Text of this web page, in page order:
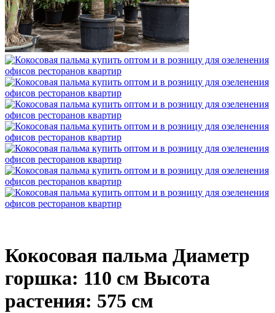
Кокосовая пальма Диаметр
горшка: 110 см Высота
растения: 575 см